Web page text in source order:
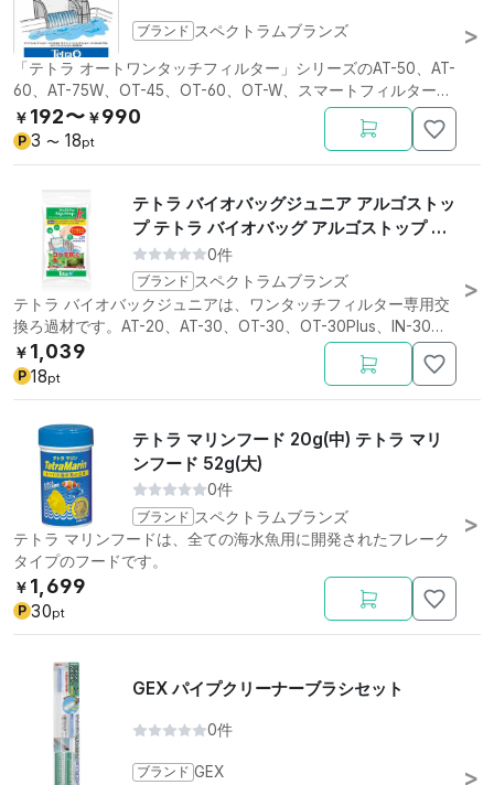
ブランド スペクトラムブランズ
「テトラ オートワンタッチフィルター」シリーズのAT-50、AT-
60、AT-75W、OT-45、OT-60、OT-W、スマートフィルター用
交換ろ材。
￥ 192〜 ￥990
P 3 〜 18pt
テトラ バイオバッグジュニア アルゴストッ
プ テトラ バイオバッグ アルゴストップ お
買得3コパック
0件
ブランド スペクトラムブランズ
テトラ バイオバックジュニアは、ワンタッチフィルター専用交
換ろ過材です。AT-20、AT-30、OT-30、OT-30Plus、IN-30、
RF-60用。
￥ 1,039
P 18pt
テトラ マリンフード 20g(中) テトラ マリ
ンフード 52g(大)
0件
ブランド スペクトラムブランズ
テトラ マリンフードは、全ての海水魚用に開発されたフレーク
タイプのフードです。
￥ 1,699
P 30pt
GEX パイプクリーナーブラシセット
0件
ブランド GEX